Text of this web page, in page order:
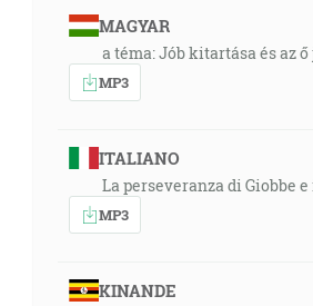
MAGYAR
a téma: Jób kitartása és az
MP3
ITALIANO
La perseveranza di Giobbe
MP3
KINANDE